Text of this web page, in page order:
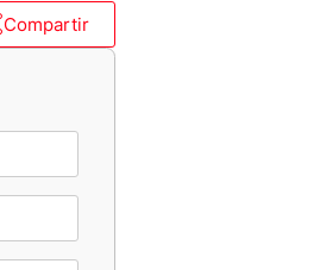
Compartir